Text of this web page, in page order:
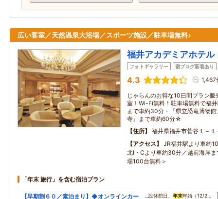
広い客室／天然温泉大浴場／スポーツ施設／駐車場無料♪
福井アカデミアホテル
フォトギャラリー 宿ブログ新着あり
4.3 1,467
じゃらんのお得な10日間プラン
室！Wi-Fi無料！駐車場無料で福
まで車約30分・『県立恐竜博物
寺』まで車約60分☆
住所
福井県福井市菅谷１－１
アクセス
JR福井駅より車約
北I・Cより車約30分／越前海岸
場100台無料＞
「年末 旅行」を含む宿泊プラン
【早期割６０／素泊まり】◆オンラインカー …設休館日、年末年始（12/2…